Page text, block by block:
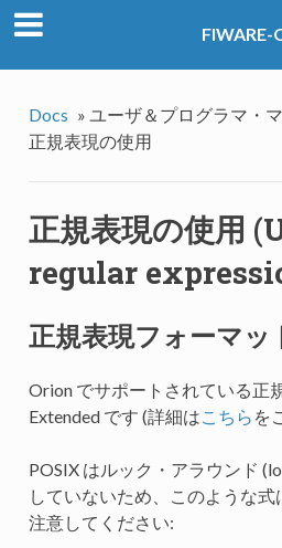
FIWARE-
Docs » ユーザ＆プログラマ・
正規表現の使用
正規表現の使用
regular
正規表現フォーマッ
Orion でサポートされている正
Extended です (詳細はこちら を
POSIX はルック・アラウンド
していないため、このような
注意してください: